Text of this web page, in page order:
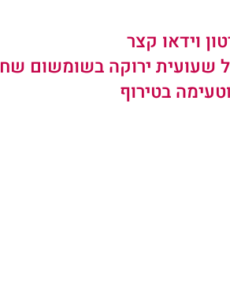
וידאו קצר
שעועית ירוקה בשומשום
בטירוף